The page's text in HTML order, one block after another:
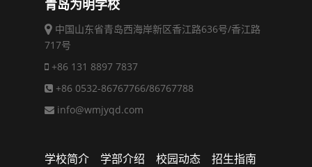
青岛为明学校
中国山东省青岛西海岸新区香江路636号/香江路
717号
+86 131 8897 7837
+86 0532-86767766/86767788
info@wmjyqd.com
学校简介 学部介绍 校园动态 招生指南